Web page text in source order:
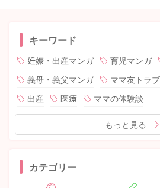
キーワード
妊娠・出産マンガ 育児マンガ
義母・義父マンガ
ママ友トラ
出産
医療 ママの体験談
もっと見る
カテゴリー